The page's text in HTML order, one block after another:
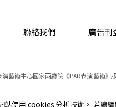
聯絡我們 廣告刊
演藝術中心國家兩廳院《PAR表演藝術》
本站所提供相關演出
站使用 cookies 分析技術。 若繼